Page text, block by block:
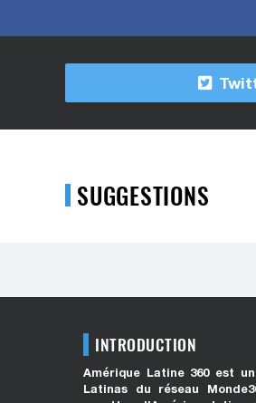
SUGGESTIONS
INTRODUCTION
Amérique Latine 360 est
Latinas du réseau